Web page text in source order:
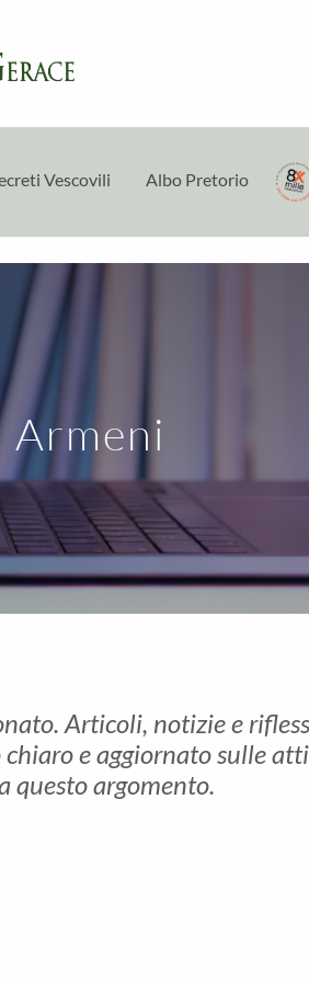
Vescovili Albo Pretorio
Armeni
Articoli, notizie e
e aggiornato sulle
questo argomento.